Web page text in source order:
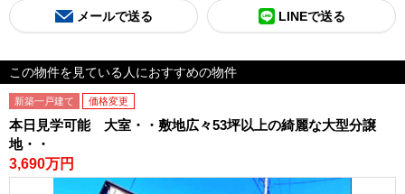
メールで送る LINEで送る
この物件を見ている人におすすめの物件
新築一戸建て 価格変更
本日見学可能 大室・・敷地広々53坪以上の綺麗な大型分譲
地・・
3,690万円